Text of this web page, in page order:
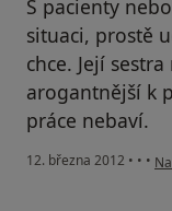
S pacienty
situaci, prostě
chce. Její
arogantnější k
práce nebaví.
12. března 2012 • • •